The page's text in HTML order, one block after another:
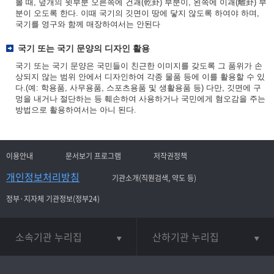
볼 때, 덮개의 윗부분 오른쪽에 건괘(乾卦) 부분이, 왼쪽에 이괘(離卦) 부
분이 오도록 한다. 이때 국기의 깃면이 땅에 닿지 않도록 하여야 하며,
국기를 영구와 함께 매장하여서는 안된다
국기 또는 국기 문양의 디자인 활용
국기 또는 국기 문양은 국민들이 친근한 이미지를 갖도록 그 품위가 손
상되지 않는 범위 안에서 디자인하여 각종 물품 등에 이를 활용할 수 있
다.(예: 학용품, 사무용품, 스포츠용품 및 생활용품 등) 다만, 깃면에 구
멍을 내거나 절단하는 등 훼손하여 사용하거나 국민에게 혐오감을 주는
방법으로 활용하여서는 아니 된다.
이용안내 문서보기 프로그램 저작권정책
개인정보처리방침
기관소개(직원검색, 약도 등)
정부·지자체 기관정보(정부24)
소속기관 누리집 산하기관 누리집